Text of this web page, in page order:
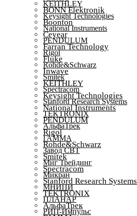
KEITHLEY
Keysight Technologies
National Instruments
PENDULUM
Rigol
Rohde&Schwarz
Smitek
Spectracom
Stanford Research Systems
TEKTRONIX
АльфаТрек
ГАММА
Завод СВТ
Миг Трейдинг
Микран
МНИПИ
ПЛАНАР
РИП-Импульс
BONN Elektronik
Boonton
Ceyear
Farran Technology
Fluke
Inwave
KEITHLEY
Keysight Technologies
National Instruments
PENDULUM
Rigol
Rohde&Schwarz
Smitek
Spectracom
Stanford Research Systems
TEKTRONIX
АльфаТрек